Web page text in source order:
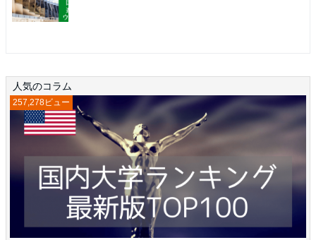
人気のコラム
257,278ビュー